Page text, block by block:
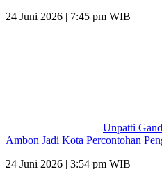
24 Juni 2026 | 7:45 pm WIB
Unpatti
Ambon Jadi Kota Percontohan
24 Juni 2026 | 3:54 pm WIB